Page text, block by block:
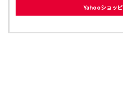
Yahooショッ